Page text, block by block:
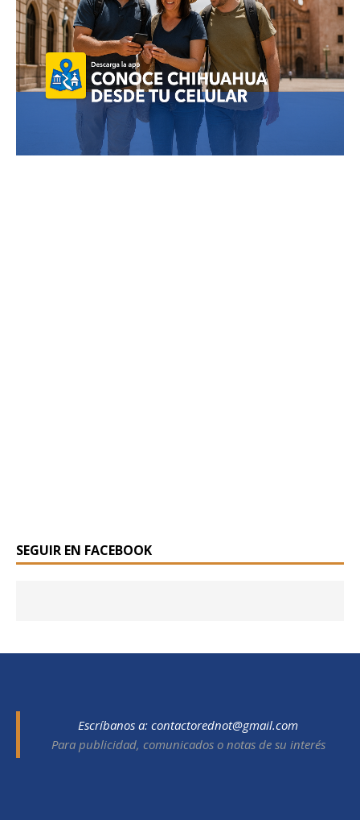
SEGUIR EN FACEBOOK
Escríbanos a: contactorednot@gmail.com
Para publicidad, comunicados o notas de su interés